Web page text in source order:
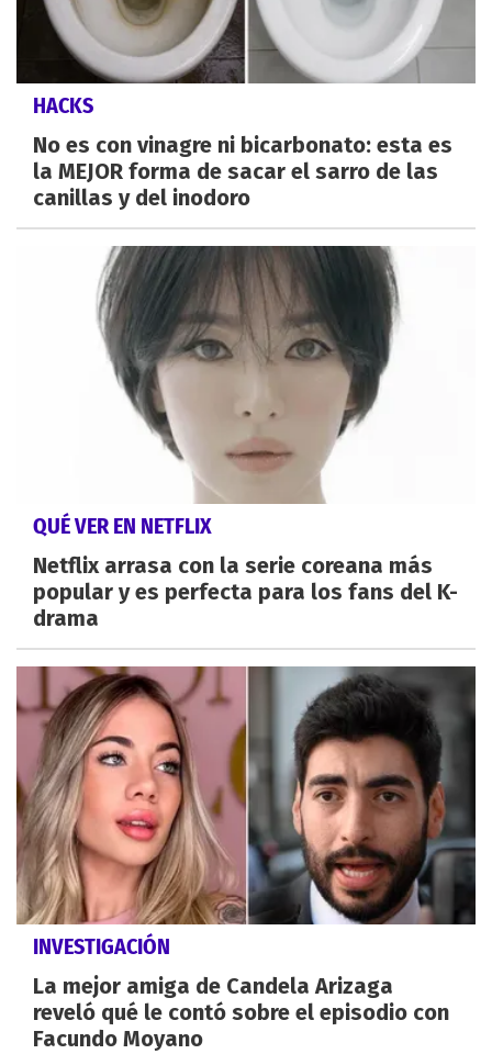
HACKS
No es con vinagre ni bicarbonato: esta es
la MEJOR forma de sacar el sarro de las
canillas y del inodoro
QUÉ VER EN NETFLIX
Netflix arrasa con la serie coreana más
popular y es perfecta para los fans del K-
drama
INVESTIGACIÓN
La mejor amiga de Candela Arizaga
reveló qué le contó sobre el episodio con
Facundo Moyano